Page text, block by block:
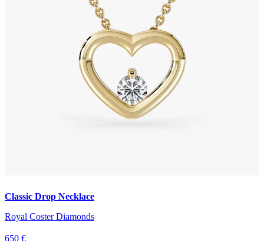
Classic Drop Necklace
Royal Coster Diamonds
650 €